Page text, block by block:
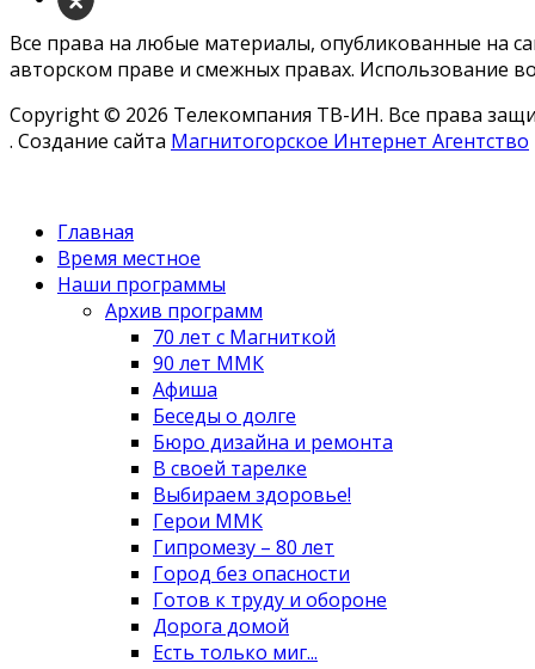
Все права на любые материалы, опубликованные на
авторском праве и смежных правах. Использование
Copyright © 2026 Телекомпания ТВ-ИН. Все права
. Создание сайта Магнитогорское Интернет Агентство
Главная
Время местное
Наши программы
Архив программ
70 лет с Магниткой
90 лет ММК
Афиша
Беседы о долге
Бюро дизайна и ремонта
В своей тарелке
Выбираем здоровье!
Герои ММК
Гипромезу – 80 лет
Город без опасности
Готов к труду и обороне
Дорога домой
Есть только миг...